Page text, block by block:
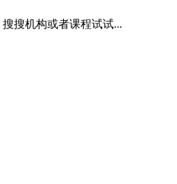
搜搜机构或者课程试试...